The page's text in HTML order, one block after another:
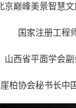
京巅峰美景智慧文
国家注册工程
山西省平面学会
柏协会秘书长中